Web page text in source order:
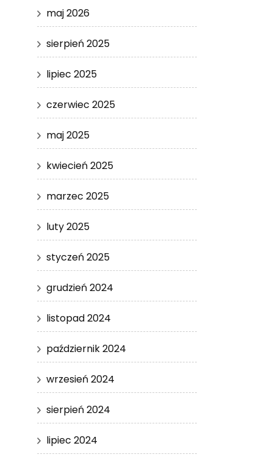
maj 2026
sierpień 2025
lipiec 2025
czerwiec 2025
maj 2025
kwiecień 2025
marzec 2025
luty 2025
styczeń 2025
grudzień 2024
listopad 2024
październik 2024
wrzesień 2024
sierpień 2024
lipiec 2024